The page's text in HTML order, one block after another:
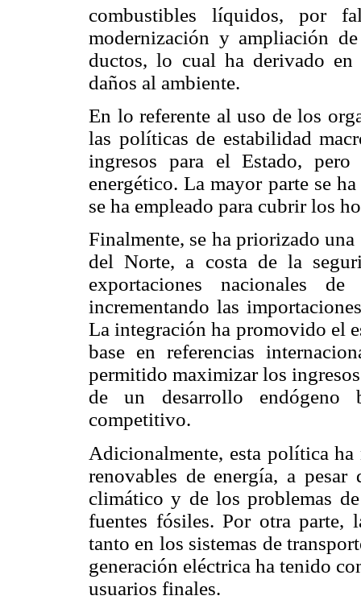
combustibles líquidos, por
modernización y ampliación
ductos, lo cual ha derivado en
daños al ambiente.
En lo referente al uso de los
las políticas de estabilidad
ingresos para el Estado,
energético. La mayor parte se
se ha empleado para cubrir los
Finalmente, se ha priorizado
del Norte, a costa de la
exportaciones nacionales
incrementando las
La integración ha promovido el
base en referencias
permitido maximizar los
de un desarrollo endógeno
competitivo.
Adicionalmente, esta política
renovables de energía, a
climático y de los problemas
fuentes fósiles. Por otra parte,
tanto en los sistemas de
generación eléctrica ha tenido
usuarios finales.